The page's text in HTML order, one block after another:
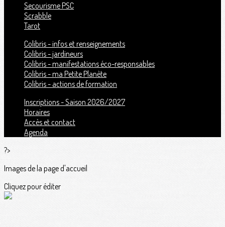
Secourisme PSC
Scrabble
Tarot
Colibris - infos et renseignements
Colibris - jardineurs
Colibris - manifestations éco-responsables
Colibris - ma Petite Planète
Colibris - actions de formation
Inscriptions - Saison 2026/2027
Horaires
Accès et contact
Agenda
?>
Images de la page d'accueil
Cliquez pour éditer